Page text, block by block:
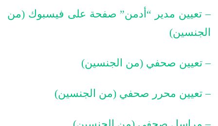
– تعيين مدير “أدمن” صفحة على فيسبوك (من
الجنسين)
– تعيين صحفي (من الجنسين)
– تعيين محرر صحفي (من الجنسين)